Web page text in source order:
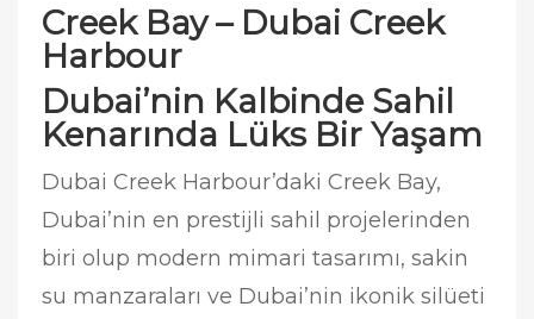
Creek Bay – Dubai Creek
Harbour
Dubai’nin Kalbinde Sahil
Kenarında Lüks Bir Yaşam
Dubai Creek Harbour’daki Creek Bay,
Dubai’nin en prestijli sahil projelerinden
biri olup modern mimari tasarımı, sakin
su manzaraları ve Dubai’nin ikonik silüeti